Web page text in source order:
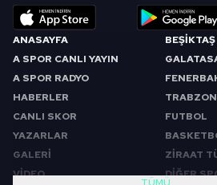
ANASAYFA
A SPOR CANLI YAYIN
A SPOR RADYO
HABERLER
CANLI SKOR
YAZARLAR
GALERİ
VİDEO
BEŞİKTAŞ
FUTBOL
ZİRAAT
DİĞER
TÜMÜ